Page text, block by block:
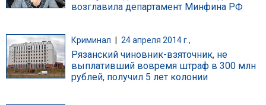
возглавила департамент Минфина РФ
Криминал 24 апреля 2014 г.,
Рязанский чиновник-взяточник, не
выплативший вовремя штраф в 300 млн
рублей, получил 5 лет колонии